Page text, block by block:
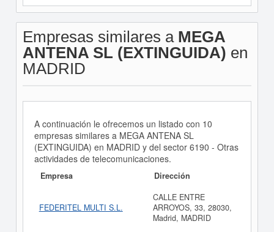
Empresas similares a MEGA
ANTENA SL (EXTINGUIDA) en
MADRID
A continuación le ofrecemos un listado con 10
empresas similares a MEGA ANTENA SL
(EXTINGUIDA) en MADRID y del sector 6190 - Otras
actividades de telecomunicaciones.
Empresa Dirección
FEDERITEL MULTI S.L.
CALLE ENTRE
ARROYOS, 33, 28030,
Madrid, MADRID